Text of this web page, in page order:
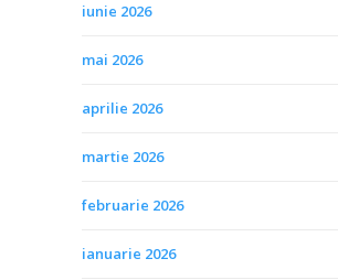
iunie 2026
mai 2026
aprilie 2026
martie 2026
februarie 2026
ianuarie 2026